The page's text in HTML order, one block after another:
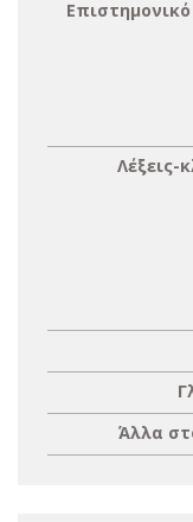
Λέξεις-
Άλλα